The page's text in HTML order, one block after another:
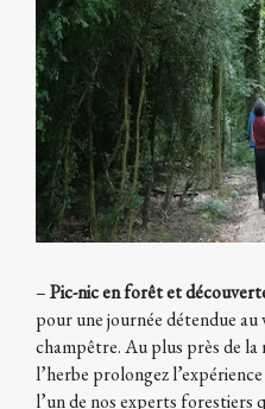
–Pic-nic en forêt et
pour une journée détendue
champêtre. Au plus près de la
l’herbe prolongez
l’un de nos experts forestiers